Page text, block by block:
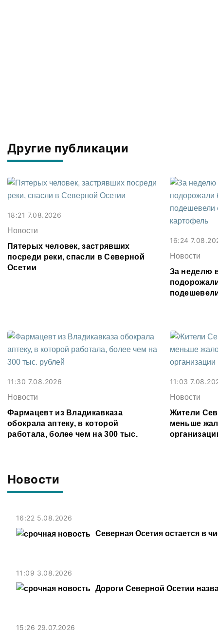
Новости
16:22 5.08.2026
Северная Осетия остается в
11:09 3.08.2026
Дороги Северной Осетии
15:26 29.07.2026
Другие публикации
18:21 7.08.2026
Новости
Пятерых человек, застрявших
посреди реки, спасли в Северной
Осетии
16:24
Новости
За неделю
11:30 7.08.2026
Новости
Фармацевт из Владикавказа
обокрала аптеку, в которой
работала, более чем на 300 тыс.
11:03
Новости
Жители
меньше